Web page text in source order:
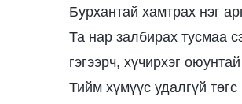
Бурхантай хамтрах нэг
Та нар залбирах тусмаа
гэгээрч, хүчирхэг
Тийм хүмүүс удалгүй